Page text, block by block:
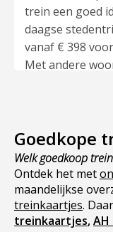
aanwezig) en
meer…
trein een goed
daagse
vanaf € 398
Met andere
199 per
daagse reis?
personen). Je
een goed
locatie.
300 kilometer
trein je naar
Goedkope
Welk goedkoop
Ontdek het met
maandelijkse
treinkaartjes.
treinkaartjes,AH